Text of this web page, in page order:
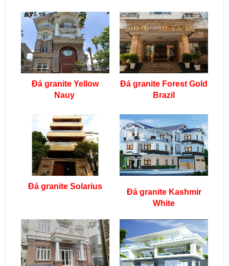
Đá granite Yellow
Nauy
Đá granite Forest Gold
Brazil
Đá granite Solarius
Đá granite Kashmir
White